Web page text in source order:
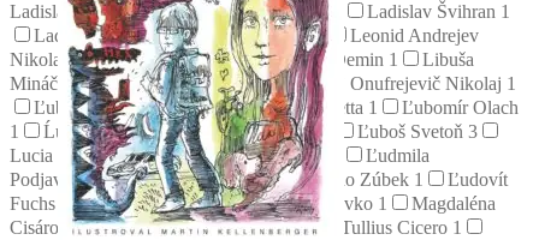
Ladislav Nádaši Jégé1 Ladislav Šimon Ladislav Švihran 1
Ladislav Ťažký4 Lena Riečanská7
Leonid Andrejev
Nikolajovič1 Leopold Lahola1 Lev Demin 1
Libuša
Mináčová1 Libuša Vikorová1 Losskij Onufrejevič Nikolaj 1
Ľubana Holeštiaková1 Ľubomír Maretta 1
Ľubomír Olach
1
Ĺubomír Schramek1 Ľuboš Jurík Ľuboš Svetoň 3
Lucia Eggenhofferová1 Lucian Alexiu
Ľudmila
Podjavorinská1 Ľudmila Ulická1 Ľudo Zúbek 1
Ľudovít
Fuchs
Ľudovít Šrámek1 Ľudovít Števko 1
Magdaléna
Cisárová2 Marcus Aurelius1 Marcus Tullius Cicero 1